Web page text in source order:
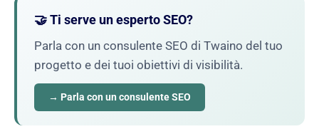
🤝 Ti serve un esperto SEO?
Parla con un consulente SEO di Twaino del tuo
progetto e dei tuoi obiettivi di visibilità.
→ Parla con un consulente SEO